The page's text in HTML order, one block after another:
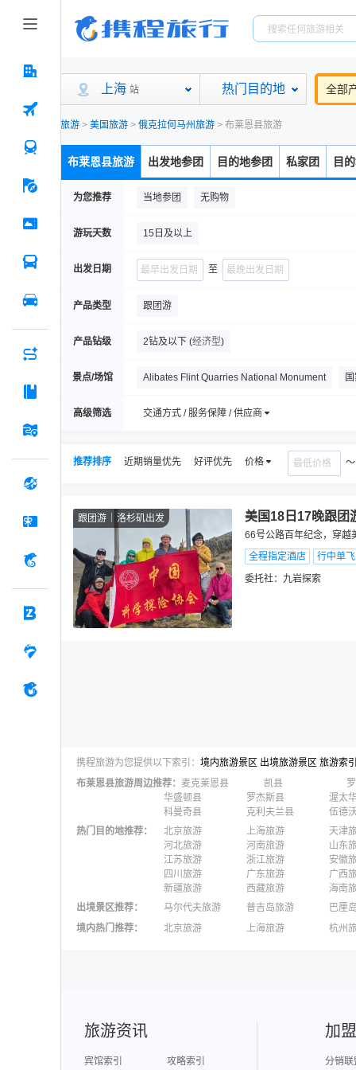
上海 站 热门目的地 全部
旅游 > 美国旅游 > 俄克拉何马州旅游 > 布莱恩县旅游
布莱恩县旅游 出发地参团 目的地参团 私家团 目
为您推荐 当地参团 无购物
游玩天数 15日及以上
出发日期 至
产品类型 跟团游
产品钻级 2钻及以下 (经济型)
景点/场馆 Alibates Flint Quarries National Monument
尼亚加拉瀑布 巴斯托/卡利索KOA
高级筛选 交通方式 / 服务保障 / 供应商
推荐排序 近期销量优先 好评优先 价格
跟团游 洛杉矶出发 美国18日17晚跟团
66号公路百年纪念，穿越
全程指定酒店
行中单飞
委托社： 九岩探索
携程旅游为您提供以下索引： 境内旅游景区 出境旅游景区 旅游索
布莱恩县旅游周边推荐： 麦克莱恩县 凯县
华盛顿县
罗杰斯县
渥太
科曼奇县
克利夫兰县
伍德
热门目的地推荐： 北京旅游 上海旅游
天津
河北旅游
河南旅游
山东
江苏旅游
浙江旅游
安徽
四川旅游
广东旅游
广西
新疆旅游
西藏旅游
海南
出境景区推荐： 马尔代夫旅游 普吉岛旅游
巴厘
澳大利亚旅游
毛里求斯旅游
苏梅
境内热门推荐： 北京旅游 上海旅游
杭州
旅游资讯
宾馆索引 攻略索引
加
分销联